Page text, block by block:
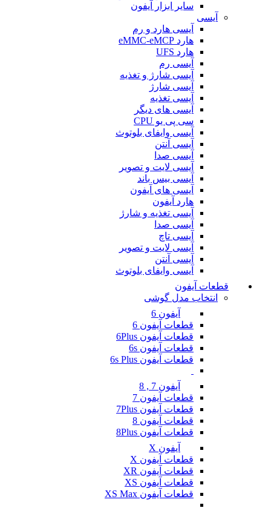
سایر ابزار آیفون
آیسی
آیسی هارد و رم
هارد eMMC-eMCP
هارد UFS
آیسی رم
آیسی شارژ و تغذیه
آیسی شارژ
آیسی تغذیه
آیسی های دیگر
سی پی یو CPU
آیسی وایفای بلوتوث
آیسی آنتن
آیسی صدا
آیسی لایت و تصویر
آیسی بیس باند
آیسی های آیفون
هارد آیفون
آیسی تغذیه و شارژ
آیسی صدا
آیسی تاچ
آیسی لایت و تصویر
آیسی آنتن
آیسی وایفای بلوتوث
قطعات آیفون
انتخاب مدل گوشی
آیفون 6
قطعات آیفون 6
قطعات آیفون 6Plus
قطعات آیفون 6s
قطعات آیفون 6s Plus
آیفون 7 , 8
قطعات آیفون 7
قطعات آیفون 7Plus
قطعات آیفون 8
قطعات آیفون 8Plus
آیفون X
قطعات آیفون X
قطعات آیفون XR
قطعات آیفون XS
قطعات آیفون XS Max